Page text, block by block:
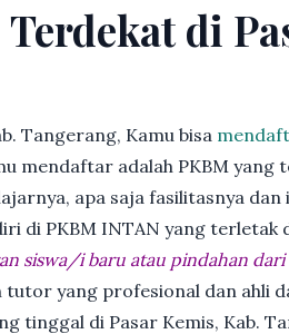
di
Tangerang, Kamu bisa
mendaftar adalah PKBM
apa saja fasilitasnya dan
di PKBM INTAN yang terletak
siswa/i baru atau pindahan
yang profesional dan ahli
tinggal di Pasar Kemis, Kab.